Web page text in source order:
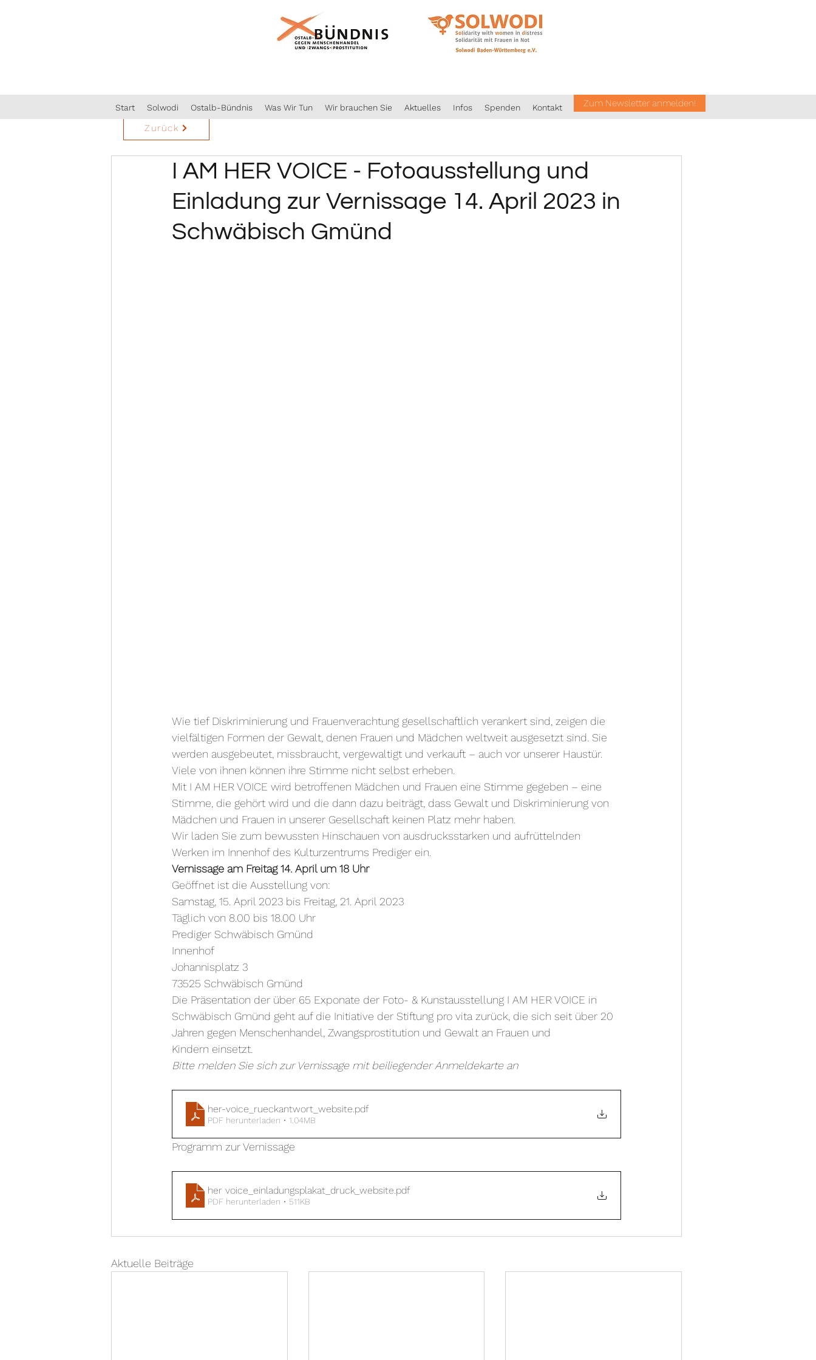
Start Solwodi Ostalb-Bündnis Was Wir Tun Wir brauchen Sie Aktuelles Infos Spenden Kontakt Zum Newsletter anmelden!
Zurück
I AM HER VOICE - Fotoausstellung und
Einladung zur Vernissage 14. April 2023 in
Schwäbisch Gmünd
Wie tief Diskriminierung und Frauenverachtung gesellschaftlich verankert sind, zeigen die
vielfältigen Formen der Gewalt, denen Frauen und Mädchen weltweit ausgesetzt sind. Sie
werden ausgebeutet, missbraucht, vergewaltigt und verkauft – auch vor unserer Haustür.
Viele von ihnen können ihre Stimme nicht selbst erheben.
Mit I AM HER VOICE wird betroffenen Mädchen und Frauen eine Stimme gegeben – eine
Stimme, die gehört wird und die dann dazu beiträgt, dass Gewalt und Diskriminierung von
Mädchen und Frauen in unserer Gesellschaft keinen Platz mehr haben.
Wir laden Sie zum bewussten Hinschauen von ausdrucksstarken und aufrüttelnden
Werken im Innenhof des Kulturzentrums Prediger ein.
Vernissage am Freitag 14. April um 18 Uhr
Geöffnet ist die Ausstellung von:
Samstag, 15. April 2023 bis Freitag, 21. April 2023
Täglich von 8.00 bis 18.00 Uhr
Prediger Schwäbisch Gmünd
Innenhof
Johannisplatz 3
73525 Schwäbisch Gmünd
Die Präsentation der über 65 Exponate der Foto- & Kunstausstellung I AM HER VOICE in
Schwäbisch Gmünd geht auf die Initiative der Stiftung pro vita zurück, die sich seit über 20
Jahren gegen Menschenhandel, Zwangsprostitution und Gewalt an Frauen und
Kindern einsetzt.
Bitte melden Sie sich zur Vernissage mit beiliegender Anmeldekarte an
her-voice_rueckantwort_website .pdf
PDF herunterladen • 1.04MB
Programm zur Vernissage
her voice_einladungsplakat_druck_website .pdf
PDF herunterladen • 511KB
Aktuelle Beiträge